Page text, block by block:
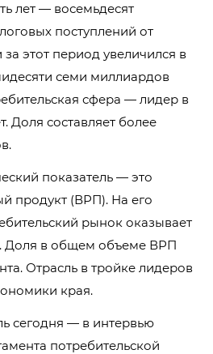
лет — восемьдесят
поступлений от
этот период увеличился в
семи миллиардов
сфера — лидер в
Доля составляет более
показатель — это
продукт (ВРП). На его
рынок оказывает
Доля в общем объеме ВРП
Отрасль в тройке лидеров
края.
сегодня — в интервью
потребительской